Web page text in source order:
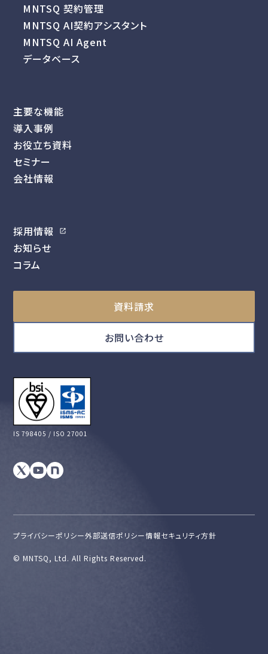
MNTSQ 契約管理
MNTSQ AI契約アシスタント
MNTSQ AI Agent
データベース
主要な機能
導入事例
お役立ち資料
セミナー
会社情報
採用情報
お知らせ
コラム
資料請求
お問い合わせ
IS 798405 / ISO 27001
プライバシーポリシー外部送信ポリシー情報セキュリティ方針
©︎ MNTSQ, Ltd. All Rights Reserved.